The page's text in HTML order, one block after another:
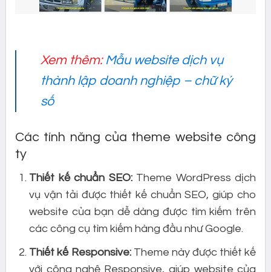
Xem thêm: Mẫu website dịch vụ
thành lập doanh nghiệp – chữ ký
số
Các tính năng của theme website công
ty
Thiết kế chuẩn SEO:Theme WordPress dịch
vụ vận tải được thiết kế chuẩn SEO, giúp cho
website của bạn dễ dàng được tìm kiếm trên
các công cụ tìm kiếm hàng đầu như Google.
Thiết kế Responsive:Theme này được thiết kế
với công nghệ Responsive, giúp website của